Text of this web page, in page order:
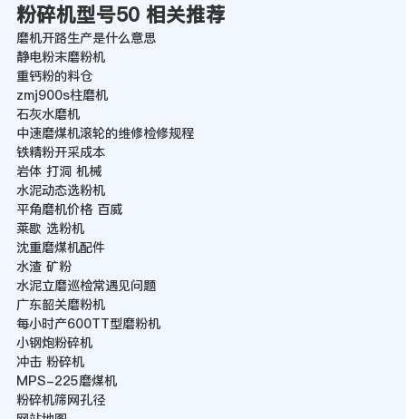
粉碎机型号50 相关推荐
磨机开路生产是什么意思
静电粉末磨粉机
重钙粉的料仓
zmj900s柱磨机
石灰水磨机
中速磨煤机滚轮的维修检修规程
铁精粉开采成本
岩体 打洞 机械
水泥动态选粉机
平角磨机价格 百威
莱歇 选粉机
沈重磨煤机配件
水渣 矿粉
水泥立磨巡检常遇见问题
广东韶关磨粉机
每小时产600TT型磨粉机
小钢炮粉碎机
冲击 粉碎机
MPS-225磨煤机
粉碎机筛网孔径